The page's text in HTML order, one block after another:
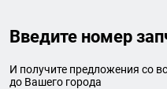
Введите номер
И получите предложения со
до Вашего города